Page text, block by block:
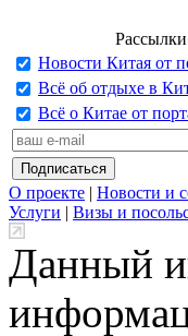
Рассылки
Новости Китая от
Всё об отдыхе в
Всё о Китае от
О проекте | Новости и
Услуги | Визы и
Данный